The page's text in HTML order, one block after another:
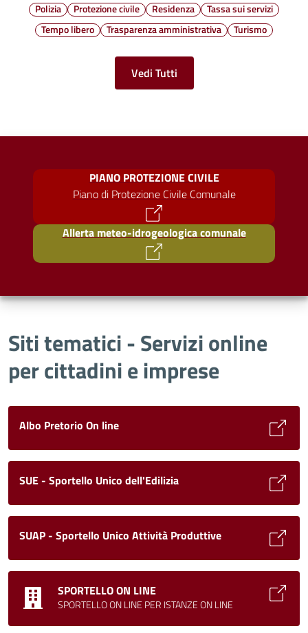
Polizia
Protezione civile Residenza
Tassa sui servizi
Tempo libero
Trasparenza amministrativa Turismo
Vedi Tutti
PIANO PROTEZIONE CIVILE
Piano di Protezione Civile Comunale
Allerta meteo-idrogeologica comunale
Siti tematici - Servizi online
per cittadini e imprese
Albo Pretorio On line
SUE - Sportello Unico dell'Edilizia
SUAP - Sportello Unico Attività Produttive
SPORTELLO ON LINE
SPORTELLO ON LINE PER ISTANZE ON LINE